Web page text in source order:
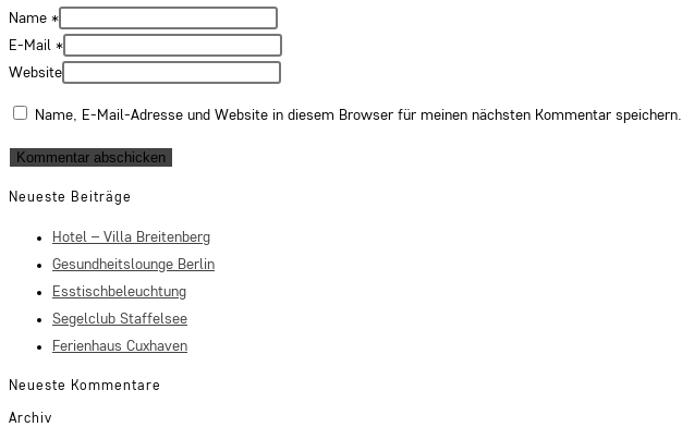
Name *
E-Mail *
Website
Name, E-Mail-Adresse und Website in diesem Browser für meinen nächsten Kommentar speichern.
Neueste Beiträge
Hotel – Villa Breitenberg
Gesundheitslounge Berlin
Esstischbeleuchtung
Segelclub Staffelsee
Ferienhaus Cuxhaven
Neueste Kommentare
Archiv